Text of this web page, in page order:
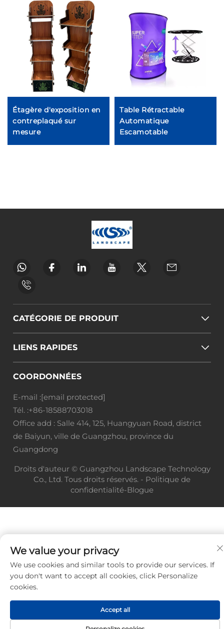
Étagère d'exposition en
contreplaqué sur
mesure
Table Rétractable
Automatique
Escamotable
CATÉGORIE DE PRODUIT
LIENS RAPIDES
COORDONNÉES
E-mail :[email protected]
Tél. :+86-18588703018
Office add : Salle 414, 125, Huangyuan Road, district
de Baiyun, ville de Guangzhou, province du
Guangdong
Droits d'auteur © Guangzhou Landscape Technology
Co., Ltd. Tous droits réservés. - Politique de
confidentialité-Blogue
We value your privacy
We use cookies and similar tools to provide our services. If
you don't want to accept all cookies, click Personalize
cookies.
Accept all